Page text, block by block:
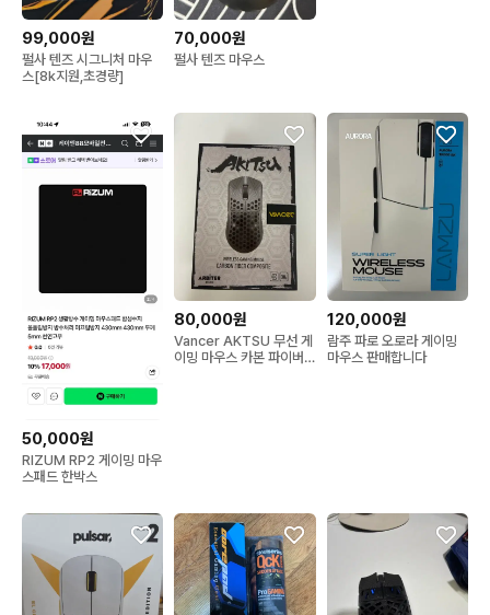
99,000원
펄사 텐즈 시그니처 마우
스[8k지원,초경량]
70,000원
펄사 텐즈 마우스
50,000원
RIZUM RP2 게이밍 마우
스패드 한박스
80,000원
Vancer AKTSU 무선 게
이밍 마우스 카본 파이버
120,000원
람주 파로 오로라 게이밍
마우스 판매합니다